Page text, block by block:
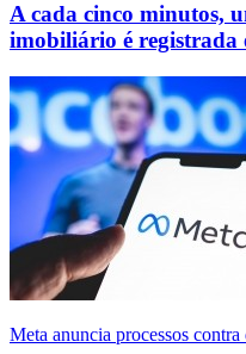
A cada cinco minutos,
imobiliário é registrada
Meta anuncia processos